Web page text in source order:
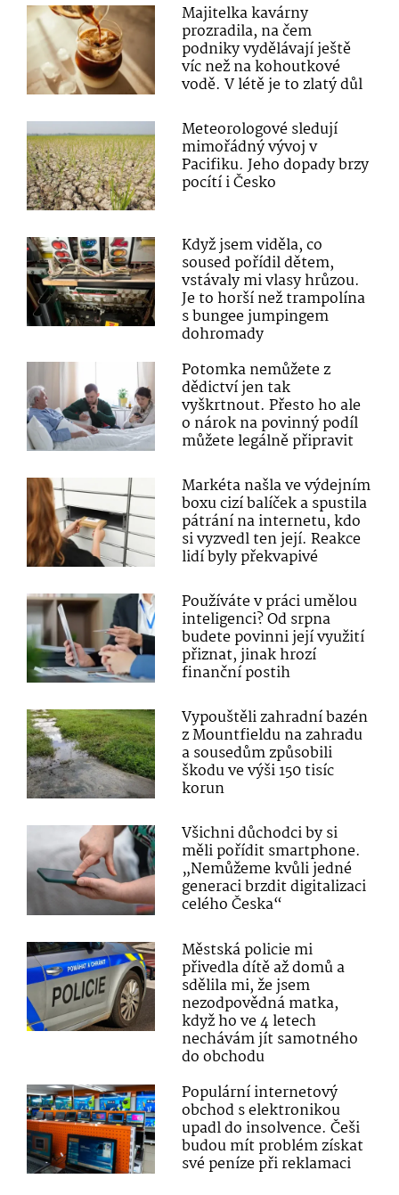
Majitelka kavárny
prozradila, na čem
podniky vydělávají ještě
víc než na kohoutkové
vodě. V létě je to zlatý důl
Meteorologové sledují
mimořádný vývoj v
Pacifiku. Jeho dopady brzy
pocítí i Česko
Když jsem viděla, co
soused pořídil dětem,
vstávaly mi vlasy hrůzou.
Je to horší než trampolína
s bungee jumpingem
dohromady
Potomka nemůžete z
dědictví jen tak
vyškrtnout. Přesto ho ale
o nárok na povinný podíl
můžete legálně připravit
Markéta našla ve výdejním
boxu cizí balíček a spustila
pátrání na internetu, kdo
si vyzvedl ten její. Reakce
lidí byly překvapivé
Používáte v práci umělou
inteligenci? Od srpna
budete povinni její využití
přiznat, jinak hrozí
finanční postih
Vypouštěli zahradní bazén
z Mountfieldu na zahradu
a sousedům způsobili
škodu ve výši 150 tisíc
korun
Všichni důchodci by si
měli pořídit smartphone.
„Nemůžeme kvůli jedné
generaci brzdit digitalizaci
celého Česka“
Městská policie mi
přivedla dítě až domů a
sdělila mi, že jsem
nezodpovědná matka,
když ho ve 4 letech
nechávám jít samotného
do obchodu
Populární internetový
obchod s elektronikou
upadl do insolvence. Češi
budou mít problém získat
své peníze při reklamaci